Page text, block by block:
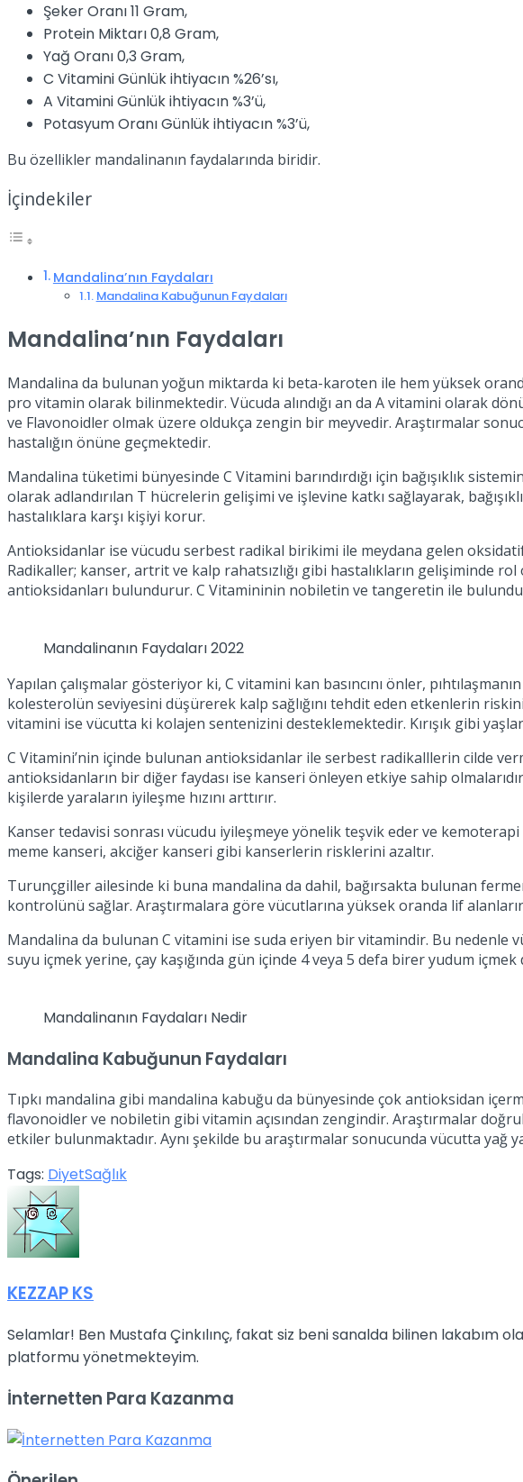
Şeker Oranı 11 Gram,
Protein Miktarı 0,8 Gram,
Yağ Oranı 0,3 Gram,
C Vitamini Günlük ihtiyacın %26’sı,
A Vitamini Günlük ihtiyacın %3’ü,
Potasyum Oranı Günlük ihtiyacın %3’ü,
Bu özellikler mandalinanın faydalarında biridir.
İçindekiler
Mandalina’nın Faydaları
Mandalina Kabuğunun Faydaları
Mandalina’nın Faydaları
Mandalina da bulunan yoğun miktarda ki beta-karoten ile hem yüksek
pro vitamin olarak bilinmektedir. Vücuda alındığı an da A vitamini olarak
ve Flavonoidler olmak üzere oldukça zengin bir meyvedir. Araştırmalar
hastalığın önüne geçmektedir.
Mandalina tüketimi bünyesinde C Vitamini barındırdığı için bağışıklık
olarak adlandırılan T hücrelerin gelişimi ve işlevine katkı sağlayarak,
hastalıklara karşı kişiyi korur.
Antioksidanlar ise vücudu serbest radikal birikimi ile meydana gelen
Radikaller; kanser, artrit ve kalp rahatsızlığı gibi hastalıkların gelişiminde
antioksidanları bulundurur. C Vitamininin nobiletin ve tangeretin ile
Mandalinanın Faydaları 2022
Yapılan çalışmalar gösteriyor ki, C vitamini kan basıncını önler,
kolesterolün seviyesini düşürerek kalp sağlığını tehdit eden etkenlerin
vitamini ise vücutta ki kolajen sentenizini desteklemektedir. Kırışık gibi
C Vitamini’nin içinde bulunan antioksidanlar ile serbest radikalllerin cilde
antioksidanların bir diğer faydası ise kanseri önleyen etkiye sahip
kişilerde yaraların iyileşme hızını arttırır.
Kanser tedavisi sonrası vücudu iyileşmeye yönelik teşvik eder ve
meme kanseri, akciğer kanseri gibi kanserlerin risklerini azaltır.
Turunçgiller ailesinde ki buna mandalina da dahil, bağırsakta bulunan
kontrolünü sağlar. Araştırmalara göre vücutlarına yüksek oranda lif
Mandalina da bulunan C vitamini ise suda eriyen bir vitamindir. Bu
suyu içmek yerine, çay kaşığında gün içinde 4 veya 5 defa birer yudum içmek
Mandalinanın Faydaları Nedir
Mandalina Kabuğunun Faydaları
Tıpkı mandalina gibi mandalina kabuğu da bünyesinde çok antioksidan
flavonoidler ve nobiletin gibi vitamin açısından zengindir. Araştırmalar
etkiler bulunmaktadır. Aynı şekilde bu araştırmalar sonucunda vücutta yağ
Tags: DiyetSağlık
KEZZAP KS
Selamlar! Ben Mustafa Çinkılınç, fakat siz beni sanalda bilinen lakabım
platformu yönetmekteyim.
İnternetten Para Kazanma